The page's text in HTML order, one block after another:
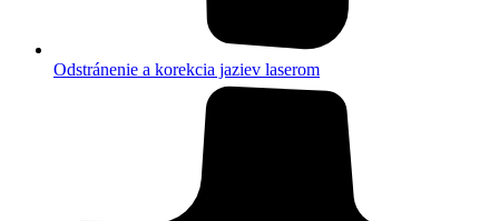
Odstránenie a korekcia jaziev laserom